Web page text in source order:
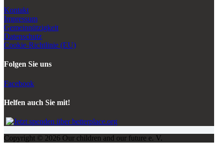
Kontakt
Impressum
Gemeinnützigkeit
Datenschutz
Cookie-Richtlinie (EU)
Folgen Sie uns
Facebook
Helfen auch Sie mit!
Copyright © 2026 Our children and our future e. V.